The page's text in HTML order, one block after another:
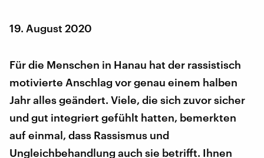
19. August 2020
Für die Menschen in Hanau hat der rassistisch
motivierte Anschlag vor genau einem halben
Jahr alles geändert. Viele, die sich zuvor sicher
und gut integriert gefühlt hatten, bemerkten
auf einmal, dass Rassismus und
Ungleichbehandlung auch sie betrifft. Ihnen